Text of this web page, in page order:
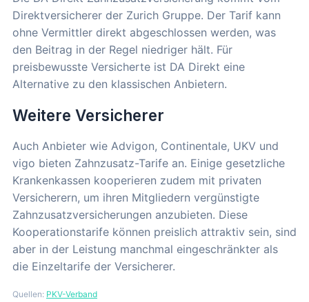
Direktversicherer der Zurich Gruppe. Der Tarif kann
ohne Vermittler direkt abgeschlossen werden, was
den Beitrag in der Regel niedriger hält. Für
preisbewusste Versicherte ist DA Direkt eine
Alternative zu den klassischen Anbietern.
Weitere Versicherer
Auch Anbieter wie Advigon, Continentale, UKV und
vigo bieten Zahnzusatz-Tarife an. Einige gesetzliche
Krankenkassen kooperieren zudem mit privaten
Versicherern, um ihren Mitgliedern vergünstigte
Zahnzusatzversicherungen anzubieten. Diese
Kooperationstarife können preislich attraktiv sein, sind
aber in der Leistung manchmal eingeschränkter als
die Einzeltarife der Versicherer.
Quellen: PKV-Verband